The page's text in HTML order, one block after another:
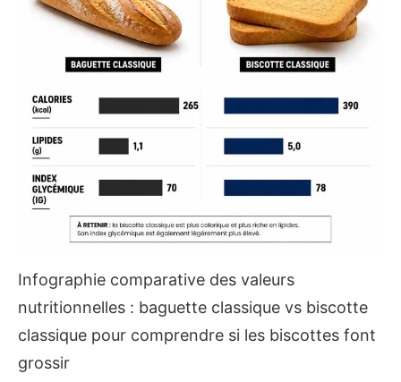
Infographie comparative des valeurs
nutritionnelles : baguette classique vs biscotte
classique pour comprendre si les biscottes font
grossir